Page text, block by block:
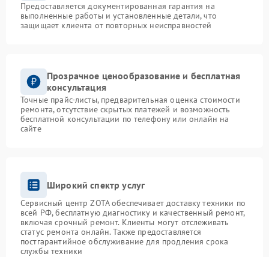
Предоставляется документированная гарантия на
выполненные работы и установленные детали, что
защищает клиента от повторных неисправностей
Прозрачное ценообразование и бесплатная
консультация
Точные прайс-листы, предварительная оценка стоимости
ремонта, отсутствие скрытых платежей и возможность
бесплатной консультации по телефону или онлайн на
сайте
Широкий спектр услуг
Сервисный центр ZOTA обеспечивает доставку техники по
всей РФ, бесплатную диагностику и качественный ремонт,
включая срочный ремонт. Клиенты могут отслеживать
статус ремонта онлайн. Также предоставляется
постгарантийное обслуживание для продления срока
службы техники